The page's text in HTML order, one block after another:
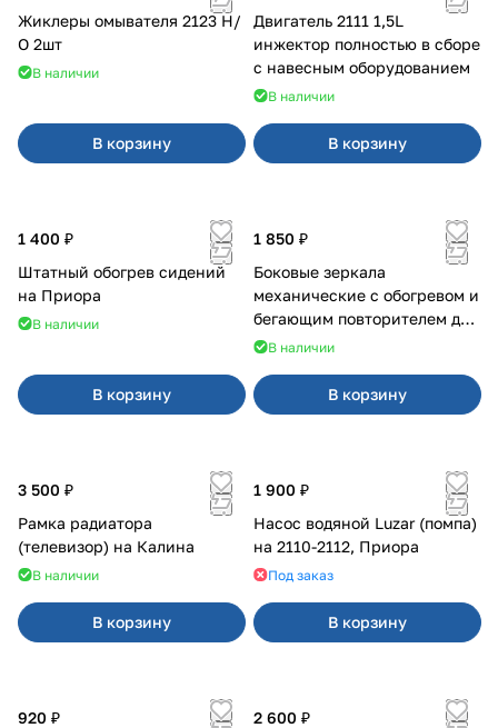
Жиклеры омывателя 2123 Н/
О 2шт
В наличии
В корзину
Двигатель 2111 1,5L
инжектор полностью в сборе
с навесным оборудованием
В наличии
В корзину
1 400 ₽
Штатный обогрев сидений
на Приора
В наличии
В корзину
1 850 ₽
Боковые зеркала
механические с обогревом и
бегающим повторителем для
4х4В наличии
В корзину
3 500 ₽
Рамка радиатора
(телевизор) на Калина
В наличии
В корзину
1 900 ₽
Насос водяной Luzar (помпа)
на 2110-2112, Приора
Под заказ
В корзину
920 ₽
2 600 ₽